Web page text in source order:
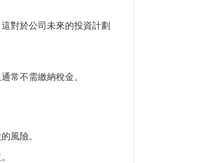
對於公司未來的投資計劃
常不需繳納稅金。
風險。